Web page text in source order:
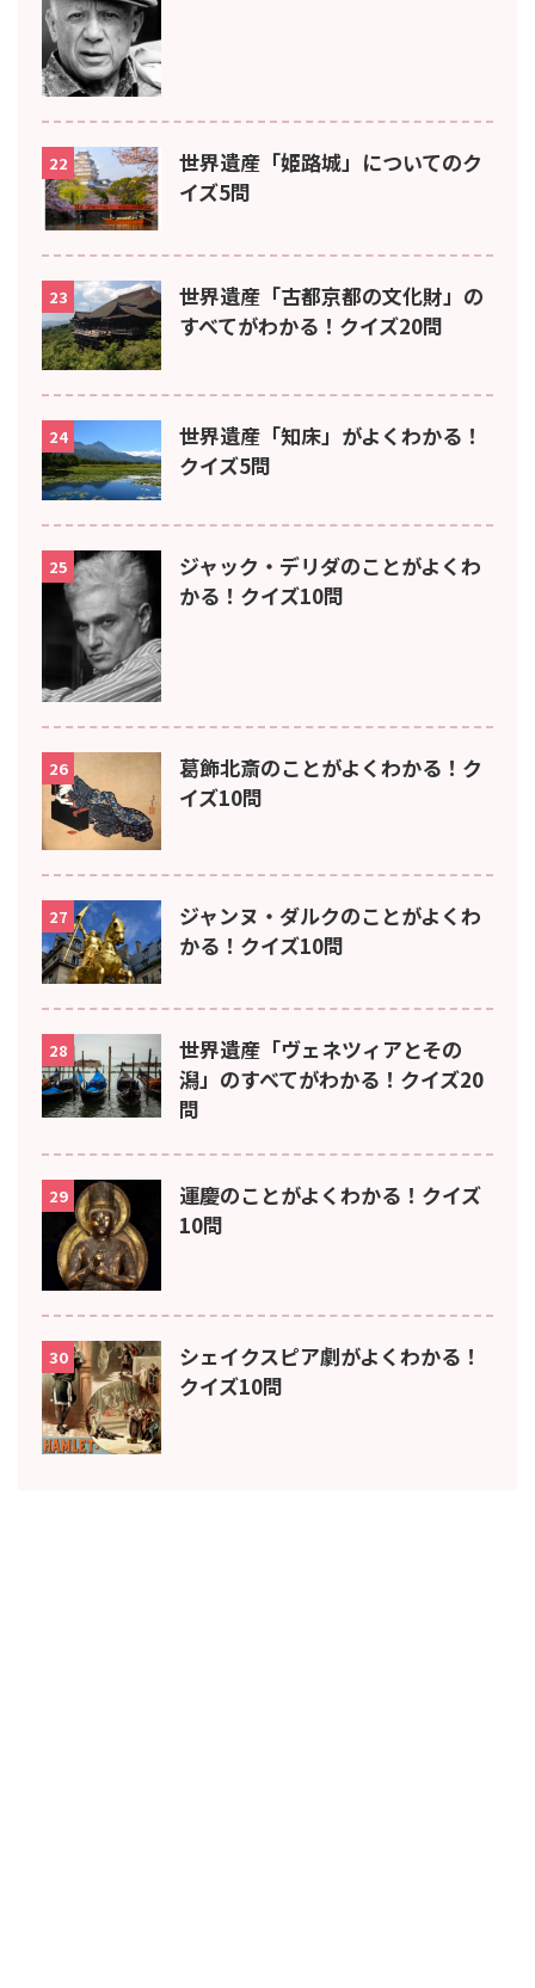
22
世界遺産「姫路城」についてのク
イズ5問
23
世界遺産「古都京都の文化財」の
すべてがわかる！クイズ20問
24
世界遺産「知床」がよくわかる！
クイズ5問
25
ジャック・デリダのことがよくわ
かる！クイズ10問
26
葛飾北斎のことがよくわかる！ク
イズ10問
27
ジャンヌ・ダルクのことがよくわ
かる！クイズ10問
28
世界遺産「ヴェネツィアとその
潟」のすべてがわかる！クイズ20
問
29
運慶のことがよくわかる！クイズ
10問
30
シェイクスピア劇がよくわかる！
クイズ10問